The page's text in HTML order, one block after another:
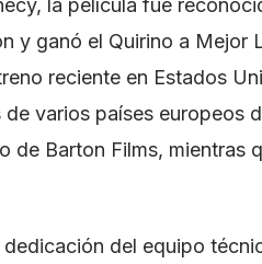
la película fue
y ganó el Quirino a Mejor
reciente en Estados
varios países europeos
de Barton Films, mientras
del equipo